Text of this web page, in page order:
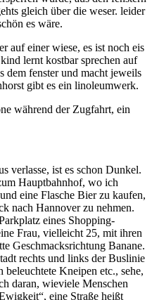
gleich über die weser. leider
es wäre.
auf einer wiese, es ist noch eis
lernt kostbar sprechen auf
dem fenster und macht jeweils
gibt es ein linoleumwerk.
während der Zugfahrt, ein
verlasse, ist es schon Dunkel.
Hauptbahnhof, wo ich
eine Flasche Bier zu kaufen,
nach Hannover zu nehmen.
eines Shopping-
Frau, vielleicht 25, mit ihren
Geschmacksrichtung Banane.
rechts und links der Buslinie
beleuchtete Kneipen etc., sehe,
daran, wieviele Menschen
eine Straße heißt